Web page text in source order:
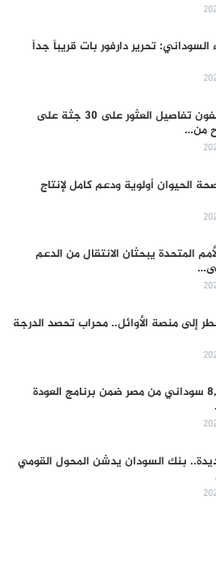
السوداني: تحرير دارفور بات قريباً جداً
شهود يكشفون تفاصيل العثور على 30 جثة على
من…
الحيوان أولوية ودعم كامل لإنتاج
المتحدة يبحثان الانتقال من الدعم
إلى منصة الأوائل.. محراب تحصد الدرجة
تفويج 8,700 سوداني من مصر ضمن برنامج العودة
بنك السودان يدشن المحول القومي